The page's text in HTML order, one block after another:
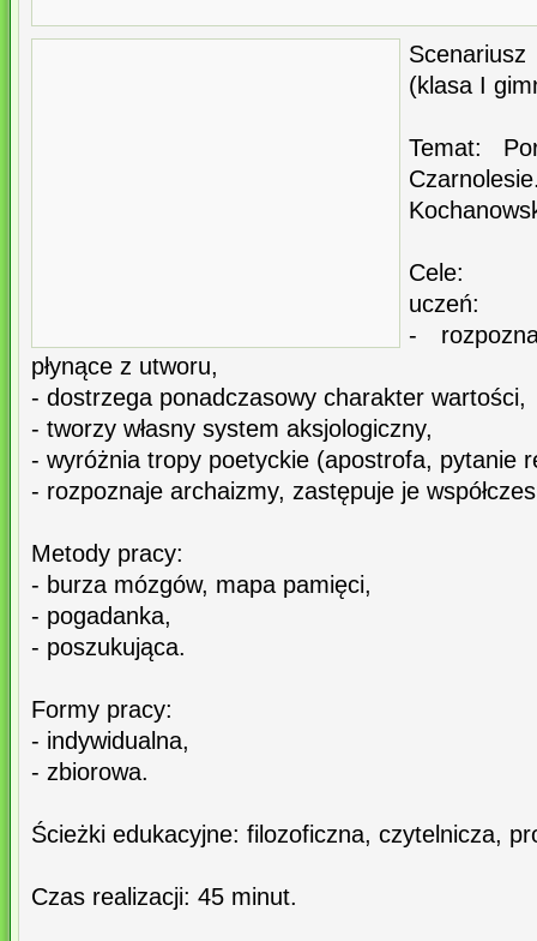
(klasa I
Temat:
Cele:
uczeń:
-
płynące z utworu,
- dostrzega ponadczasowy charakter wartości,
- tworzy własny system aksjologiczny,
- wyróżnia tropy poetyckie (apostrofa, pytanie
- rozpoznaje archaizmy, zastępuje je
Metody pracy:
- burza mózgów, mapa pamięci,
- pogadanka,
- poszukująca.
Formy pracy:
- indywidualna,
- zbiorowa.
Ścieżki edukacyjne: filozoficzna, czytelnicza,
Czas realizacji: 45 minut.